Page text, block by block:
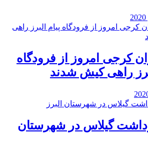
کرجی امروز از فرودگاه
راهی کیش شدند
گیلاس در شهرستان